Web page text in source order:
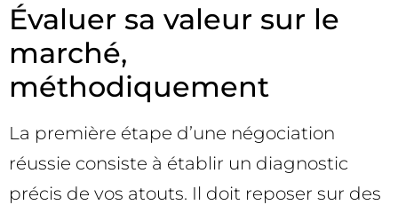
Évaluer sa valeur sur le
marché,
méthodiquement
La première étape d’une négociation
réussie consiste à établir un diagnostic
précis de vos atouts. Il doit reposer sur des